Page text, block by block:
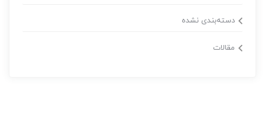
دسته‌بندی نشده
مقالات